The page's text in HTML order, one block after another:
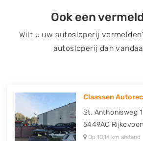
Ook een
Wilt u uw autosloperij
autosloperij dan
Claassen
St. Anthonisweg 1
5449AC
Op 10,14 km afstand